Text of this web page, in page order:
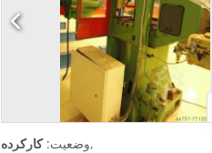
وضعیت:کارکرده ,